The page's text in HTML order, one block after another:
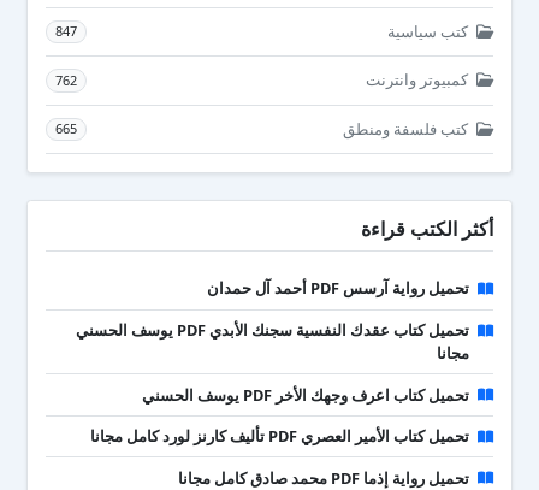
كتب سياسية 847
كمبيوتر وانترنت 762
كتب فلسفة ومنطق 665
أكثر الكتب قراءة
تحميل رواية آرسس PDF أحمد آل حمدان
تحميل كتاب عقدك النفسية سجنك الأبدي PDF يوسف الحسني
مجانا
تحميل كتاب اعرف وجهك الأخر PDF يوسف الحسني
تحميل كتاب الأمير العصري PDF تأليف كارنز لورد كامل مجانا
تحميل رواية إذما PDF محمد صادق كامل مجانا